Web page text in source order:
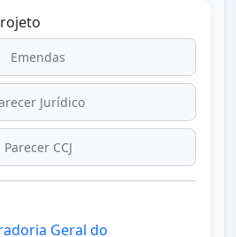
Emendas
Jurídico
Parecer CCJ
Geral do